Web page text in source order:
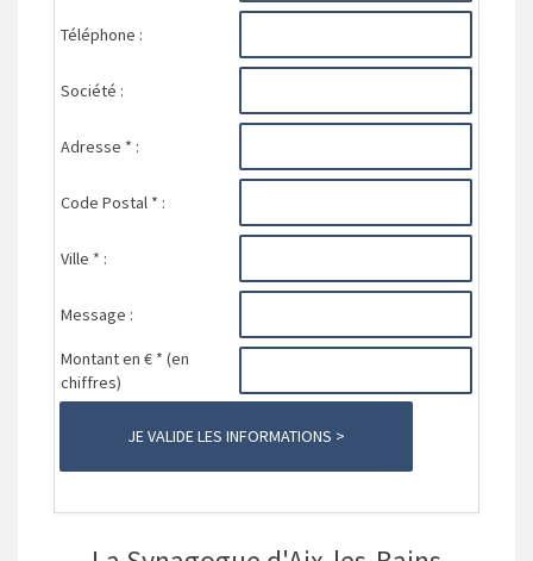
Téléphone :
Société :
Adresse * :
Code Postal * :
Ville * :
Message :
Montant en € * (en
chiffres)